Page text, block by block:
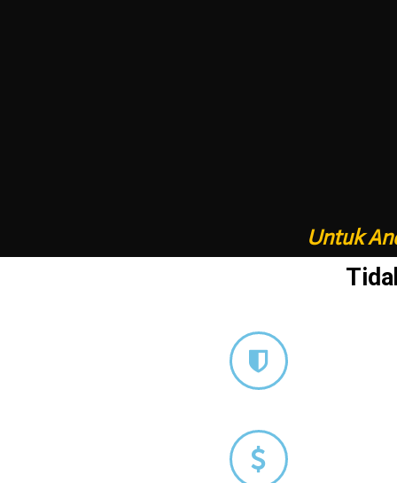
Untuk